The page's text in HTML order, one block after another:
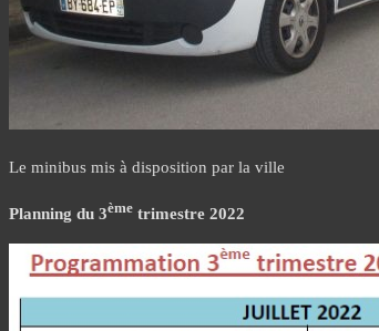
Le minibus mis à disposition par la ville
Planning du 3ème trimestre 2022